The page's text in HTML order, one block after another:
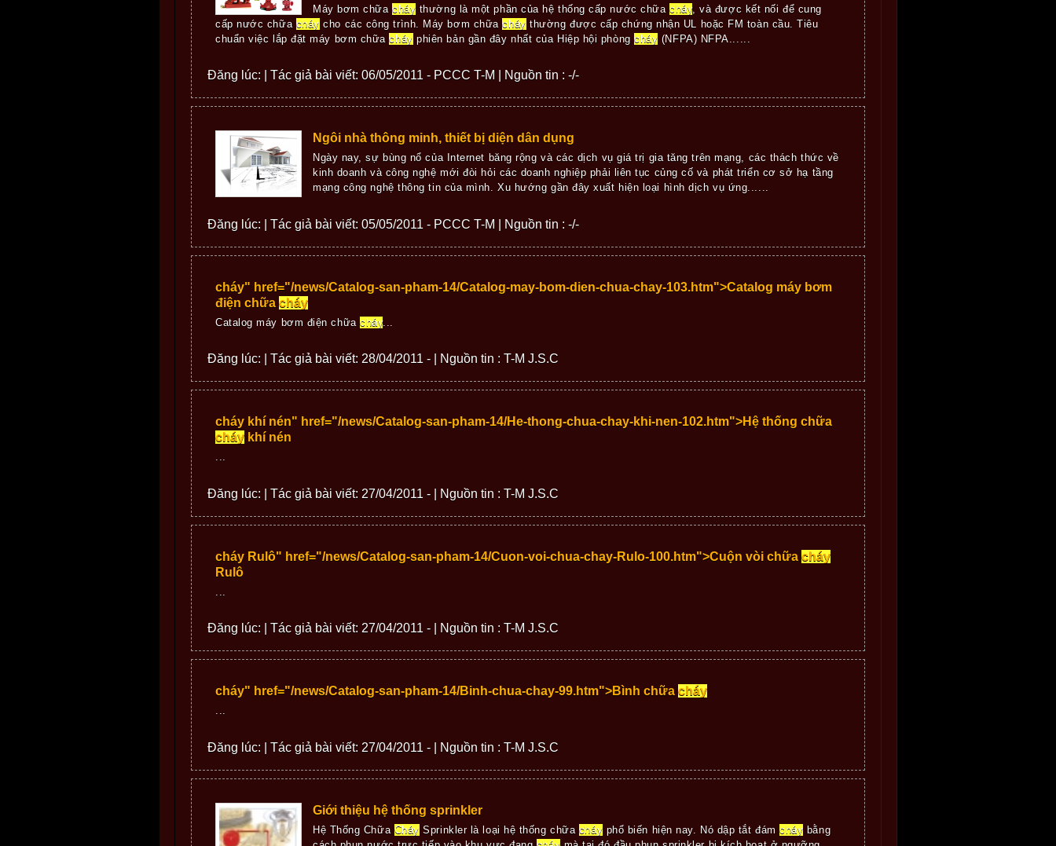
Máy bơm chữacháy thường là một phần của hệ thống cấp nước chữa cháy, và được kết nối để cung
cấp nước chữa cháy cho các công trình. Máy bơm chữacháy thường được cấp chứng nhận UL hoặc FM toàn cầu. Tiêu
chuẩn việc lắp đặt máy bơm chữacháy phiên bản gần đây nhất của Hiệp hội phòngcháy (NFPA) NFPA......
Đăng lúc: | Tác giả bài viết: 06/05/2011 - PCCC T-M | Nguồn tin : -/-
Ngôi nhà thông minh, thiết bị diện dân dụng
Ngày nay, sự bùng nổ của Internet băng rộng và các dịch vụ giá trị gia tăng trên mạng, các thách thức về
kinh doanh và công nghệ mới đòi hỏi các doanh nghiệp phải liên tục củng cố và phát triển cơ sở hạ tầng
mạng công nghệ thông tin của mình. Xu hướng gần đây xuất hiện loại hình dịch vụ ứng......
Đăng lúc: | Tác giả bài viết: 05/05/2011 - PCCC T-M | Nguồn tin : -/-
cháy" href="/news/Catalog-san-pham-14/Catalog-may-bom-dien-chua-chay-103.htm">Catalog máy bơm
điện chữa cháy
Catalog máy bơm điện chữacháy...
Đăng lúc: | Tác giả bài viết: 28/04/2011 - | Nguồn tin : T-M J.S.C
cháy khí nén" href="/news/Catalog-san-pham-14/He-thong-chua-chay-khi-nen-102.htm">Hệ thống chữa
cháy khí nén
...
Đăng lúc: | Tác giả bài viết: 27/04/2011 - | Nguồn tin : T-M J.S.C
cháy Rulô" href="/news/Catalog-san-pham-14/Cuon-voi-chua-chay-Rulo-100.htm">Cuộn vòi chữa cháy
Rulô
Đăng lúc: | Tác giả bài viết: 27/04/2011 - | Nguồn tin : T-M J.S.C
cháy" href="/news/Catalog-san-pham-14/Binh-chua-chay-99.htm">Bình chữa cháy
...
Đăng lúc: | Tác giả bài viết: 27/04/2011 - | Nguồn tin : T-M J.S.C
Giới thiệu hệ thống sprinkler
Hệ Thống Chữa Cháy Sprinkler là loại hệ thống chữa cháy phổ biến hiện nay. Nó dập tắt đámcháy bằng